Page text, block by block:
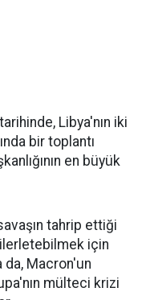
Libya'nın iki
bir toplantı
en büyük
tahrip ettiği
için
Macron'un
mülteci krizi